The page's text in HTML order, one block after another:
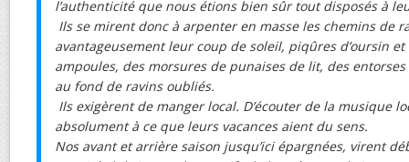
l’authenticité que nous étions bien sûr tout disposés à
Ils se mirent donc à arpenter en masse les chemins de
avantageusement leur coup de soleil, piqûres d’oursin
ampoules, des morsures de punaises de lit, des
au fond de ravins oubliés.
Ils exigèrent de manger local. D’écouter de la musique
absolument à ce que leurs vacances aient du sens.
Nos avant et arrière saison jusqu’ici épargnées, virent